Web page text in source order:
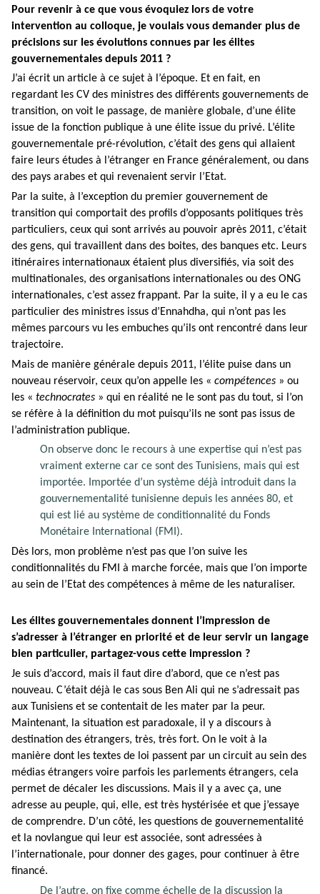
Pour revenir à ce que vous évoquiez lors de votre
intervention au colloque, je voulais vous demander plus de
précisions sur les évolutions connues par les élites
gouvernementales depuis 2011 ?
J’ai écrit un article à ce sujet à l’époque. Et en fait, en
regardant les CV des ministres des différents gouvernements de
transition, on voit le passage, de manière globale, d’une élite
issue de la fonction publique à une élite issue du privé. L’élite
gouvernementale pré-révolution, c’était des gens qui allaient
faire leurs études à l’étranger en France généralement, ou dans
des pays arabes et qui revenaient servir l’Etat.
Par la suite, à l’exception du premier gouvernement de
transition qui comportait des profils d’opposants politiques très
particuliers, ceux qui sont arrivés au pouvoir après 2011, c’était
des gens, qui travaillent dans des boites, des banques etc. Leurs
itinéraires internationaux étaient plus diversifiés, via soit des
multinationales, des organisations internationales ou des ONG
internationales, c’est assez frappant. Par la suite, il y a eu le cas
particulier des ministres issus d’Ennahdha, qui n’ont pas les
mêmes parcours vu les embuches qu’ils ont rencontré dans leur
trajectoire.
Mais de manière générale depuis 2011, l’élite puise dans un
nouveau réservoir, ceux qu’on appelle les « compétences » ou
les « technocrates » qui en réalité ne le sont pas du tout, si l’on
se réfère à la définition du mot puisqu’ils ne sont pas issus de
l’administration publique.
On observe donc le recours à une expertise qui n’est pas
vraiment externe car ce sont des Tunisiens, mais qui est
importée. Importée d’un système déjà introduit dans la
gouvernementalité tunisienne depuis les années 80, et
qui est lié au système de conditionnalité du Fonds
Monétaire International (FMI).
Dès lors, mon problème n’est pas que l’on suive les
conditionnalités du FMI à marche forcée, mais que l’on importe
au sein de l’Etat des compétences à même de les naturaliser.
Les élites gouvernementales donnent l’impression de
s’adresser à l’étranger en priorité et de leur servir un langage
bien particulier, partagez-vous cette impression ?
Je suis d’accord, mais il faut dire d’abord, que ce n’est pas
nouveau. C’était déjà le cas sous Ben Ali qui ne s’adressait pas
aux Tunisiens et se contentait de les mater par la peur.
Maintenant, la situation est paradoxale, il y a discours à
destination des étrangers, très, très fort. On le voit à la
manière dont les textes de loi passent par un circuit au sein des
médias étrangers voire parfois les parlements étrangers, cela
permet de décaler les discussions. Mais il y a avec ça, une
adresse au peuple, qui, elle, est très hystérisée et que j’essaye
de comprendre. D’un côté, les questions de gouvernementalité
et la novlangue qui leur est associée, sont adressées à
l’internationale, pour donner des gages, pour continuer à être
financé.
De l’autre, on fixe comme échelle de la discussion la